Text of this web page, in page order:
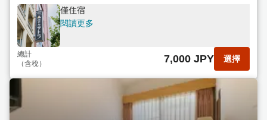
僅住宿
閱讀更多
總計
（含稅）
7,000 JPY 選擇